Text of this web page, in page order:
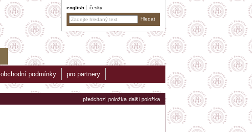
english česky
obchodní podmínky pro partnery
předchozí položka další položka